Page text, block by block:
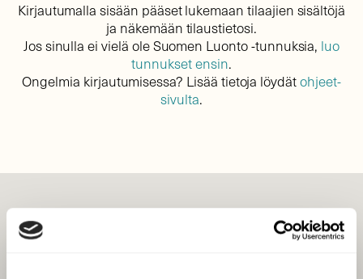
Kirjautumalla sisään pääset lukemaan tilaajien sisältöjä
ja näkemään tilaustietosi.
Jos sinulla ei vielä ole Suomen Luonto -tunnuksia, luo
tunnukset ensin.
Ongelmia kirjautumisessa? Lisää tietoja löydätohjeet-
sivulta.